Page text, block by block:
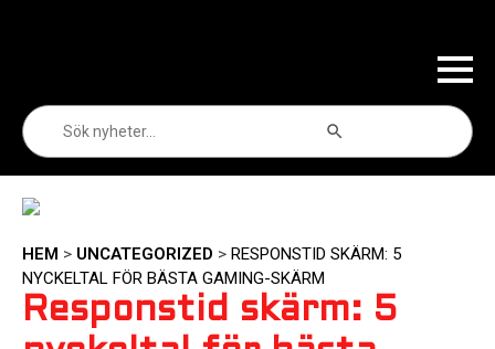
efter:
HEM > UNCATEGORIZED > RESPONSTID SKÄRM: 5
NYCKELTAL FÖR BÄSTA GAMING-SKÄRM
Responstid skärm: 5